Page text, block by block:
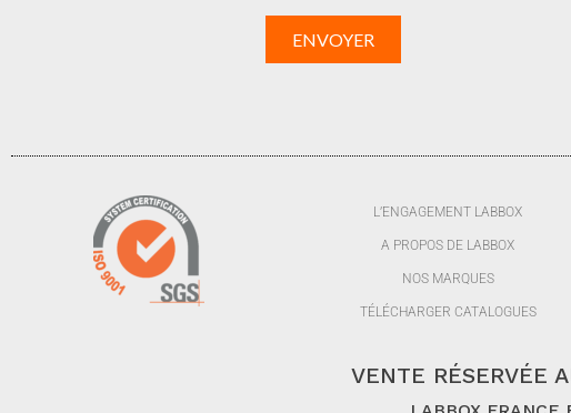
L’ENGAGEMENT LABBOX
A PROPOS DE LABBOX
NOS MARQUES
TÉLÉCHARGER CATALOGUES
VENTE RÉSERVÉE